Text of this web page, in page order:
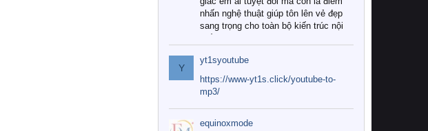
nhấn nghệ thuật giúp tôn lên vẻ đẹp
sang trọng cho toàn bộ kiến trúc nội
Tuy nhiên, giữa thị trường đa dạng
với vô vàn thương hiệu và mẫu mã
như hiện nay, làm thế nào để chọn
được những bộ chăn ga gối đệm cao
cấp thực sự chất lượng, phù hợp với
khí hậu và nhu cầu sử dụng của gia
Y
yt1syoutube
https://www-yt1s.click/youtube-to-
mp3/
equinoxmode